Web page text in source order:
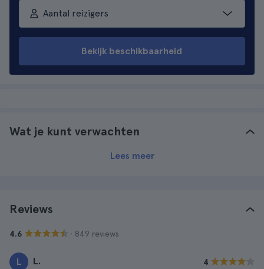
Aantal reizigers
Bekijk beschikbaarheid
Wat je kunt verwachten
Lees meer
Reviews
4.6 · 849 reviews
L L. 4